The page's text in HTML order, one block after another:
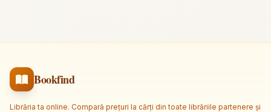
Bookfind
Librăria ta online. Compară prețuri la cărți din toate librăriile partenere și